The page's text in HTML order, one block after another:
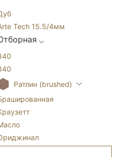
Tech 15.5/4мм
Ратлин (brushed)